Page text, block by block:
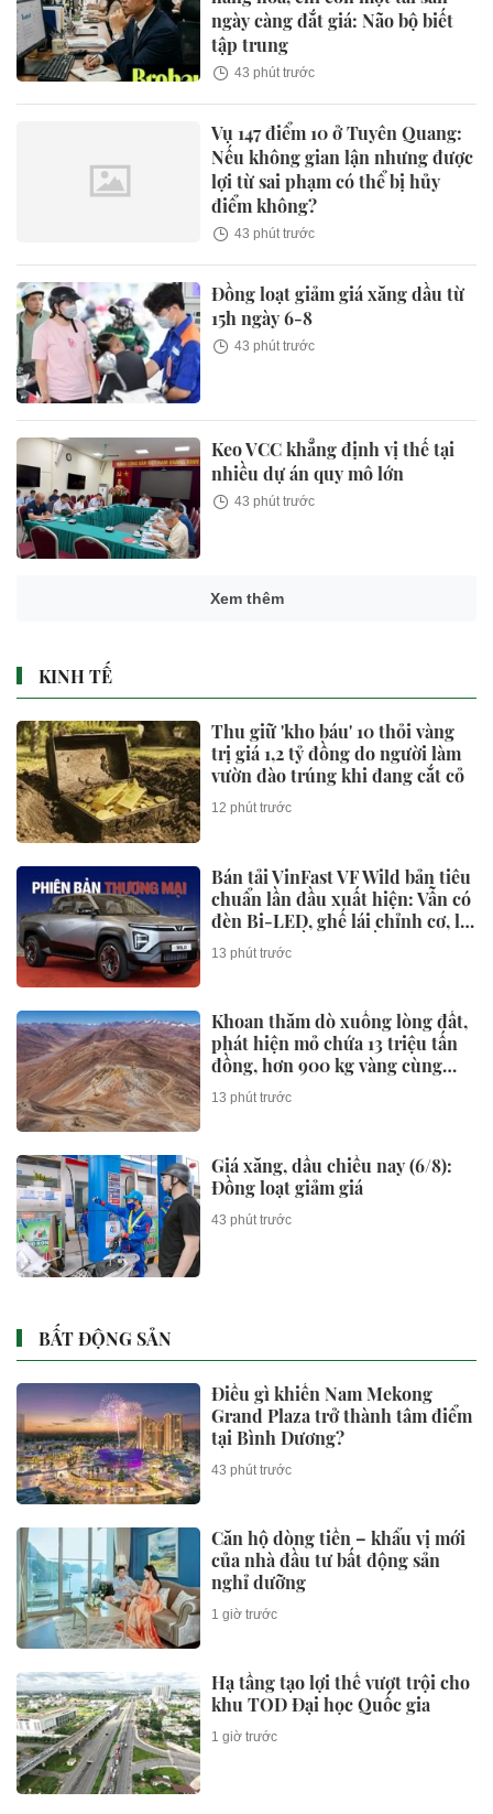
ngày càng đắt giá: Não bộ biết
tập trung
43 phút trước
Vụ 147 điểm 10 ở Tuyên Quang:
Nếu không gian lận nhưng được
lợi từ sai phạm có thể bị hủy
điểm không?
43 phút trước
Đồng loạt giảm giá xăng dầu từ
15h ngày 6-8
43 phút trước
Keo VCC khẳng định vị thế tại
nhiều dự án quy mô lớn
43 phút trước
Xem thêm
KINH TẾ
Thu giữ 'kho báu' 10 thỏi vàng
trị giá 1,2 tỷ đồng do người làm
vườn đào trúng khi đang cắt cỏ
12 phút trước
Bán tải VinFast VF Wild bản tiêu
chuẩn lần đầu xuất hiện: Vẫn có
đèn Bi-LED, ghế lái chỉnh cơ, lộ
thông tin về hệ truyền động
EREV
13 phút trước
Khoan thăm dò xuống lòng đất,
phát hiện mỏ chứa 13 triệu tấn
đồng, hơn 900 kg vàng cùng
hàng chục triệu kg bạc
13 phút trước
Giá xăng, dầu chiều nay (6/8):
Đồng loạt giảm giá
43 phút trước
BẤT ĐỘNG SẢN
Điều gì khiến Nam Mekong
Grand Plaza trở thành tâm điểm
tại Bình Dương?
43 phút trước
Căn hộ dòng tiền – khẩu vị mới
của nhà đầu tư bất động sản
nghỉ dưỡng
1 giờ trước
Hạ tầng tạo lợi thế vượt trội cho
khu TOD Đại học Quốc gia
1 giờ trước